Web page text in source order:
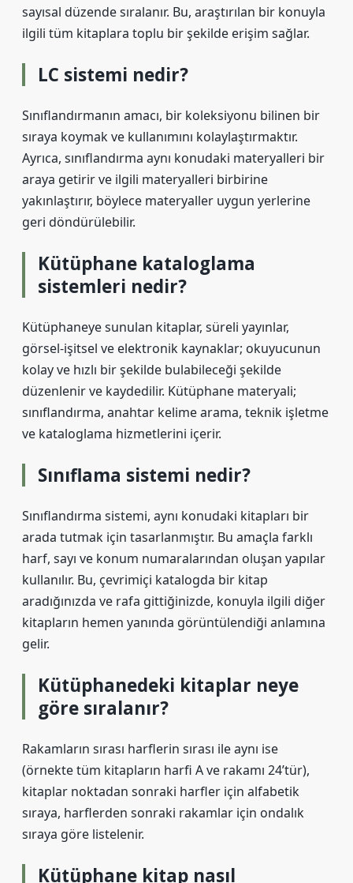
sayısal düzende sıralanır. Bu, araştırılan bir konuyla
ilgili tüm kitaplara toplu bir şekilde erişim sağlar.
LC sistemi nedir?
Sınıflandırmanın amacı, bir koleksiyonu bilinen bir
sıraya koymak ve kullanımını kolaylaştırmaktır.
Ayrıca, sınıflandırma aynı konudaki materyalleri bir
araya getirir ve ilgili materyalleri birbirine
yakınlaştırır, böylece materyaller uygun yerlerine
geri döndürülebilir.
Kütüphane kataloglama
sistemleri nedir?
Kütüphaneye sunulan kitaplar, süreli yayınlar,
görsel-işitsel ve elektronik kaynaklar; okuyucunun
kolay ve hızlı bir şekilde bulabileceği şekilde
düzenlenir ve kaydedilir. Kütüphane materyali;
sınıflandırma, anahtar kelime arama, teknik işletme
ve kataloglama hizmetlerini içerir.
Sınıflama sistemi nedir?
Sınıflandırma sistemi, aynı konudaki kitapları bir
arada tutmak için tasarlanmıştır. Bu amaçla farklı
harf, sayı ve konum numaralarından oluşan yapılar
kullanılır. Bu, çevrimiçi katalogda bir kitap
aradığınızda ve rafa gittiğinizde, konuyla ilgili diğer
kitapların hemen yanında görüntülendiği anlamına
gelir.
Kütüphanedeki kitaplar neye
göre sıralanır?
Rakamların sırası harflerin sırası ile aynı ise
(örnekte tüm kitapların harfi A ve rakamı 24’tür),
kitaplar noktadan sonraki harfler için alfabetik
sıraya, harflerden sonraki rakamlar için ondalık
sıraya göre listelenir.
Kütüphane kitap nasıl